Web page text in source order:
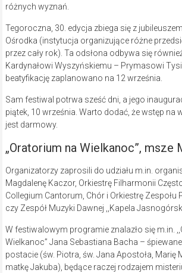
różnych wyznań.
Tegoroczna, 30. edycja zbiega się z
Ośrodka (instytucja organizujące różne
przez cały rok). Ta odsłona odbywa się
Kardynałowi Wyszyńskiemu – Prymasowi
beatyfikację zaplanowano na 12 września.
Sam festiwal potrwa sześć dni, a jego
piątek, 10 września. Warto dodać, że wstęp na
jest darmowy.
„Oratorium na Wielkanoc”, msze
Organizatorzy zaprosili do udziału m.in.
Magdalenę Kaczor, Orkiestrę Filharmonii
Collegium Cantorum, Chór i Orkiestrę Zespołu
czy Zespół Muzyki Dawnej ,,Kapela
W festiwalowym programie znalazło się m.in.
Wielkanoc” Jana Sebastiana Bacha –
postacie (św. Piotra, św. Jana Apostoła, Marię
matkę Jakuba), będące raczej rodzajem